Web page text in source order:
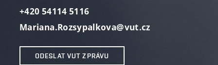
+420 54114 5116
Mariana.Rozsypalkova@vut.cz
ODESLAT VUT ZPRÁVU